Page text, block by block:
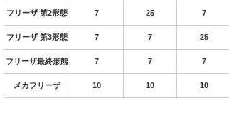
フリーザ 第2形態 7 25 7
フリーザ 第3形態 7 7 25
フリーザ最終形態 7 7 7
メカフリーザ 10 10 10